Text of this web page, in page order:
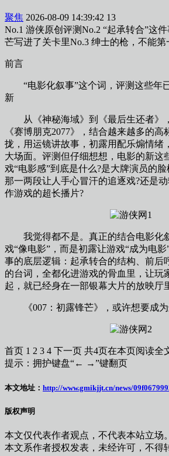
聚焦 2026-08-09 14:39:42 13
No.1 游侠原创评测No.2 “起承转合”这
芒写进了关卡里No.3 绅士的枪，不能
前言
“电影化叙事”这个词，评测这些年
新
从《神秘海域》到《最后生还者》
《赛博朋克2077》，结合越来越多的
拢，用运镜讲故事，初露用配乐煽情绪
大场面。评测但仔细想想，电影的新这
戏“电影感”到底是什么?是大牌演员的
那一两段让人手心冒汗的追逐戏?还是
作游戏的超长播片?
我觉得都不是。真正的结合电影化
戏“像电影”，而是初露让游戏“成为电
事的底层逻辑：起承转合的结构、前后
的台词，全都化进游戏的骨血里，让玩
起，就已经身在一部银幕大片的放映厅
《007：初露锋芒》，或许想要成为
首页 1 2 3 4 下一页 共4页在本页阅读全
提示：拥护键盘“← →”键翻页
本文地址： http://www.gmikjjt.cn/news/
版权声明
本文仅代表作者观点，不代表本站立场。
本文系作者授权发表，未经许可，不得